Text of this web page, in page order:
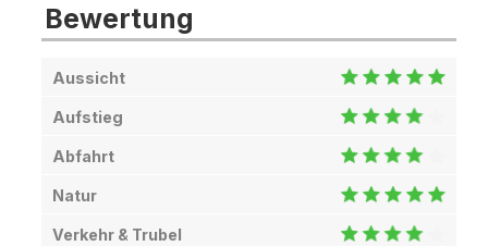
Bewertung
Aussicht
Aufstieg
Abfahrt
Natur
Verkehr & Trubel